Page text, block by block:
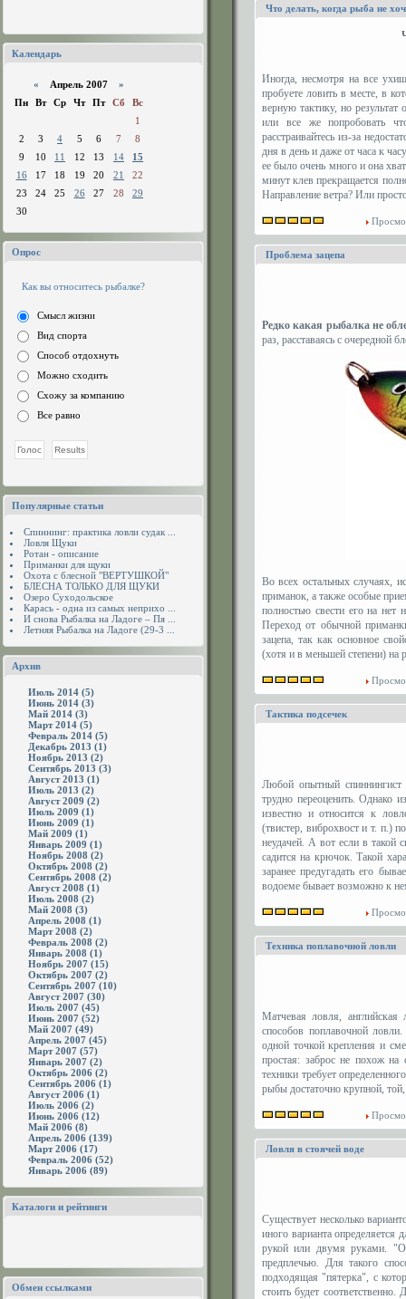
Календарь
« Апрель 2007 »
Пн
Вт Ср Чт Пт Сб
Вс
1
2
3 4 5 6 7
8
9
10 11 12 13 14
15
16
17 18 19 20 21
22
23
24 25 26 27 28
29
30
Опрос
Как вы относитесь рыбалке?
Смысл жизни
Вид спорта
Способ отдохнуть
Можно сходить
Схожу за компанию
Все равно
Популярные статьи
Спиннинг: практика ловли судак ...
Ловля Щуки
Ротан - описание
Приманки для щуки
Охота с блесной "ВЕРТУШКОЙ"
БЛЕСНА ТОЛЬКО ДЛЯ ЩУКИ
Озеро Суходольское
Карась - одна из самых неприхо ...
И снова Рыбалка на Ладоге – Пя ...
Летняя Рыбалка на Ладоге (29-3 ...
Архив
Июль 2014 (5)
Июнь 2014 (3)
Май 2014 (3)
Март 2014 (5)
Февраль 2014 (5)
Декабрь 2013 (1)
Ноябрь 2013 (2)
Сентябрь 2013 (3)
Август 2013 (1)
Июль 2013 (2)
Август 2009 (2)
Июль 2009 (1)
Июнь 2009 (1)
Май 2009 (1)
Январь 2009 (1)
Ноябрь 2008 (2)
Октябрь 2008 (2)
Сентябрь 2008 (2)
Август 2008 (1)
Июль 2008 (2)
Май 2008 (3)
Апрель 2008 (1)
Март 2008 (2)
Февраль 2008 (2)
Январь 2008 (1)
Ноябрь 2007 (15)
Октябрь 2007 (2)
Сентябрь 2007 (10)
Август 2007 (30)
Июль 2007 (45)
Июнь 2007 (52)
Май 2007 (49)
Апрель 2007 (45)
Март 2007 (57)
Январь 2007 (2)
Октябрь 2006 (2)
Сентябрь 2006 (1)
Август 2006 (1)
Июль 2006 (2)
Июнь 2006 (12)
Май 2006 (8)
Апрель 2006 (139)
Март 2006 (17)
Февраль 2006 (52)
Январь 2006 (89)
Каталоги и рейтинги
Обмен ссылками
Что делать, когда рыба не
Иногда, несмотря на все
пробуете ловить в месте, в
верную тактику, но
или все же попробовать
расстраивайтесь из-за
дня в день и даже от часа к
ее было очень много и она
минут клев прекращается
Направление ветра? Или
Проблема зацепа
Редко какая рыбалка не
раз, расставаясь с очередной
Во всех остальных случаях,
приманок, а также особые
полностью свести его на нет
Переход от обычной
зацепа, так как основное
(хотя и в меньшей степени)
Тактика подсечек
Любой опытный спиннингист
трудно переоценить. Однако
известно и относится к
(твистер, виброхвост и т. п.)
неудачей. А вот если в такой
садится на крючок. Такой
заранее предугадать его
водоеме бывает возможно к
Техника поплавочной ловли
Матчевая ловля,
способов поплавочной
одной точкой крепления и
простая: заброс не похож
техники требует
рыбы достаточно крупной,
Ловля в стоячей воде
Существует несколько
иного варианта
рукой или двумя руками.
предплечью. Для такого
подходящая "пятерка", с
стоить будет